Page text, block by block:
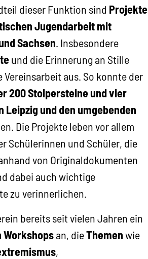
dieser Funktion sind Projekte
Jugendarbeit mit
Sachsen. Insbesondere
und die Erinnerung an Stille
Vereinsarbeit aus. So konnte der
200 Stolpersteine und vier
Leipzig und den umgebenden
Die Projekte leben vor allem
Schülerinnen und Schüler, die
von Originaldokumenten
dabei auch wichtige
zu verinnerlichen.
bereits seit vielen Jahren ein
Workshopsan, dieThemenwie
,